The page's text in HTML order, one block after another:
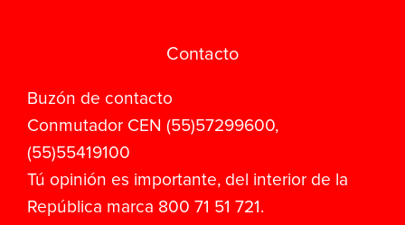
Contacto
Buzón de contacto
Conmutador CEN (55)57299600,
(55)55419100
Tú opinión es importante, del interior de la
República marca 800 71 51 721.